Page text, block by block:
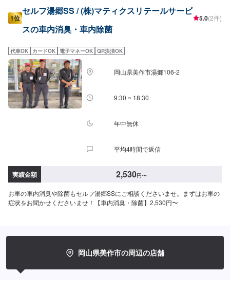
1位
セルフ湯郷SS / (株)マティクスリテールサービ
スの車内消臭・車内除菌
5.0(2件)
代車OK カードOK 電子マネーOK QR決済OK
岡山県美作市湯郷106-2
9:30 ~ 18:30
年中無休
平均4時間で返信
実績金額 2,530円〜
お車の車内消臭や除菌もセルフ湯郷SSにご相談くださいませ。まずはお車の
症状をお聞かせくださいませ！【車内消臭・除菌】2,530円〜
岡山県美作市の周辺の店舗